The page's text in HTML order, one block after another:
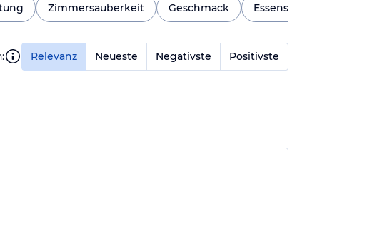
Zimmersauberkeit Geschmack Essensvielfalt
Relevanz Neueste Negativste Positivste